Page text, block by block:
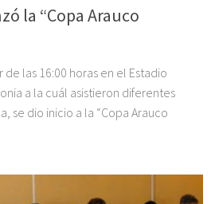
la “Copa Arauco
las 16:00 horas en el Estadio
a la cuál asistieron diferentes
se dio inicio a la “Copa Arauco